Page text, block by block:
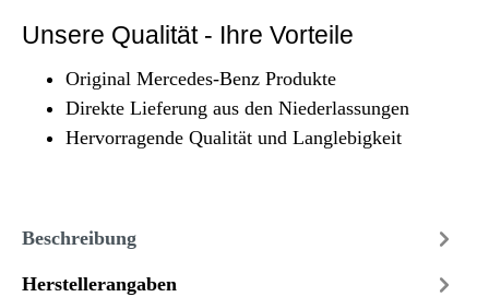
Unsere Qualität - Ihre Vorteile
Original Mercedes-Benz Produkte
Direkte Lieferung aus den Niederlassungen
Hervorragende Qualität und Langlebigkeit
Beschreibung
Herstellerangaben